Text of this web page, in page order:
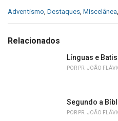
C
e
Adventismo Destaques Miscelânea
Relacionados
Línguas e
POR PR. JOÃO
Segundo a
POR PR. JOÃO